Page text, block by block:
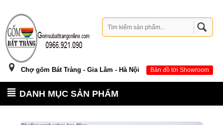
Chợ gốm Bát Tràng - Gia Lâm - Hà Nội Bản đồ tới Showroom
DANH MỤC SẢN PHẨM